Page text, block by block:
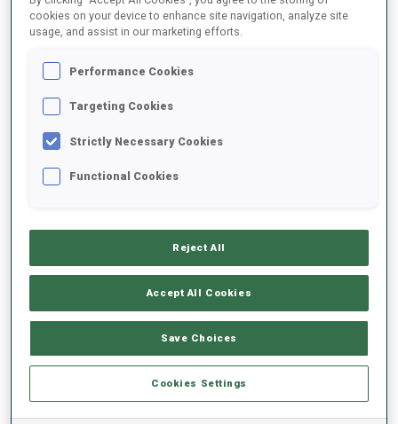
0%
DERNIÈRES INFOS SUR L'ATHLÈTE
cookies on your device to enhance site navigation, analyze site
usage, and assist in our marketing efforts.
Performance Cookies
Targeting Cookies
Strictly Necessary Cookies
Functional Cookies
Reject All
Accept All Cookies
Save Choices
Cookies Settings